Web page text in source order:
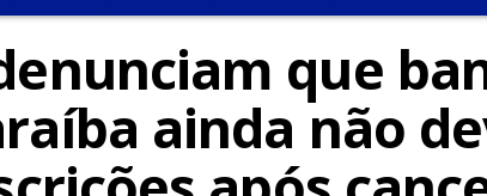
que
ainda não